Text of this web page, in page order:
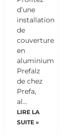
d’une
installation
de
couverture
en
aluminium
Prefalz
de chez
Prefa,
al…
LIRE LA
SUITE »